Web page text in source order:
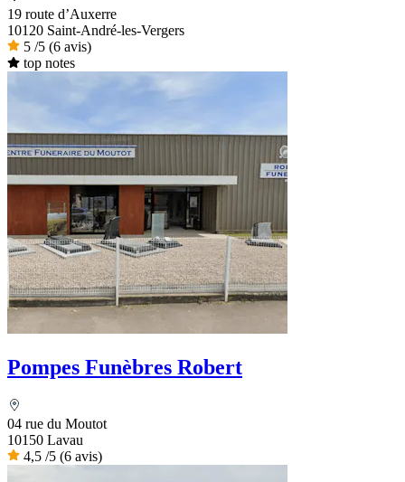
19 route d’Auxerre
10120 Saint-André-les-Vergers
5 /5 (6 avis)
top notes
Pompes Funèbres Robert
04 rue du Moutot
10150 Lavau
4,5 /5 (6 avis)